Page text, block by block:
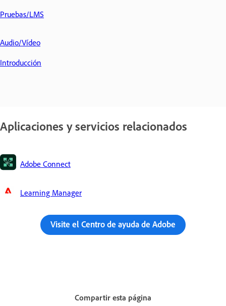
Pruebas/LMS
Audio/Vídeo
Introducción
Aplicaciones y servicios relacionados
Adobe Connect
Learning Manager
Visite el Centro de ayuda de Adobe
Compartir esta página